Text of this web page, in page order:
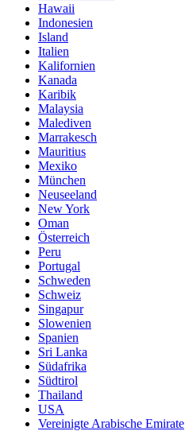
Hawaii
Indonesien
Island
Italien
Kalifornien
Kanada
Karibik
Malaysia
Malediven
Marrakesch
Mauritius
Mexiko
München
Neuseeland
New York
Oman
Österreich
Peru
Portugal
Schweden
Schweiz
Singapur
Slowenien
Spanien
Sri Lanka
Südafrika
Südtirol
Thailand
USA
Vereinigte Arabische Emirate